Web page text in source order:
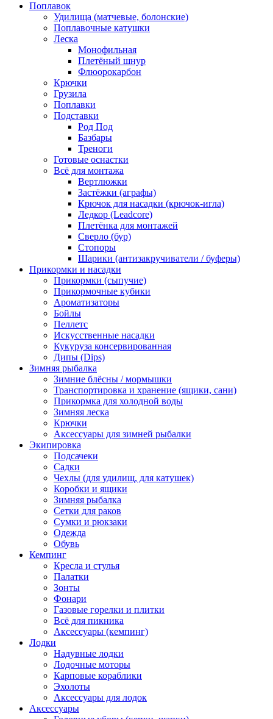
Поплавок
Удилища (матчевые, болонские)
Поплавочные катушки
Леска
Монофильная
Плетёный шнур
Флюорокарбон
Крючки
Грузила
Поплавки
Подставки
Род Под
Базбары
Треноги
Готовые оснастки
Всё для монтажа
Вертлюжки
Застёжки (аграфы)
Крючок для насадки (крючок-игла)
Ледкор (Leadcore)
Плетёнка для монтажей
Сверло (бур)
Стопоры
Шарики (антизакручиватели / буферы)
Прикормки и насадки
Прикормки (сыпучие)
Прикормочные кубики
Ароматизаторы
Бойлы
Пеллетс
Искусственные насадки
Кукуруза консервированная
Дипы (Dips)
Зимняя рыбалка
Зимние блёсны / мормышки
Транспортировка и хранение (ящики, сани)
Прикормка для холодной воды
Зимняя леска
Крючки
Аксессуары для зимней рыбалки
Экипировка
Подсачеки
Садки
Чехлы (для удилищ, для катушек)
Коробки и ящики
Зимняя рыбалка
Сетки для раков
Сумки и рюкзаки
Одежда
Обувь
Кемпинг
Кресла и стулья
Палатки
Зонты
Фонари
Газовые горелки и плитки
Всё для пикника
Аксессуары (кемпинг)
Лодки
Надувные лодки
Лодочные моторы
Карповые кораблики
Эхолоты
Аксессуары для лодок
Аксессуары